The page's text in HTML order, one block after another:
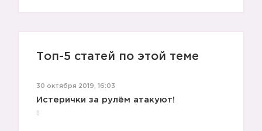
Топ-5 статей по этой теме
30 октября 2019, 16:03
Истерички за рулём атакуют!